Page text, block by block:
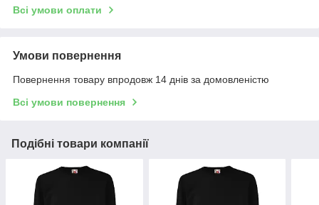
Всі умови оплати
Умови повернення
Повернення товару впродовж 14 днів за домовленістю
Всі умови повернення
Подібні товари компанії